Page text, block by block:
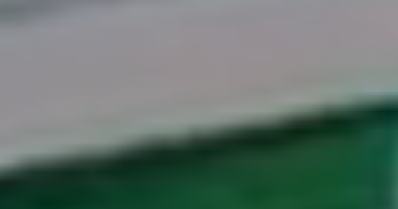
Die Internationale Energie-Agentur (IEA)
prognostiziert bis 2035 einen jährlichen Anstieg des
weltweiten Energiebedarfs um 1 bis 1,2 Prozent. Ein